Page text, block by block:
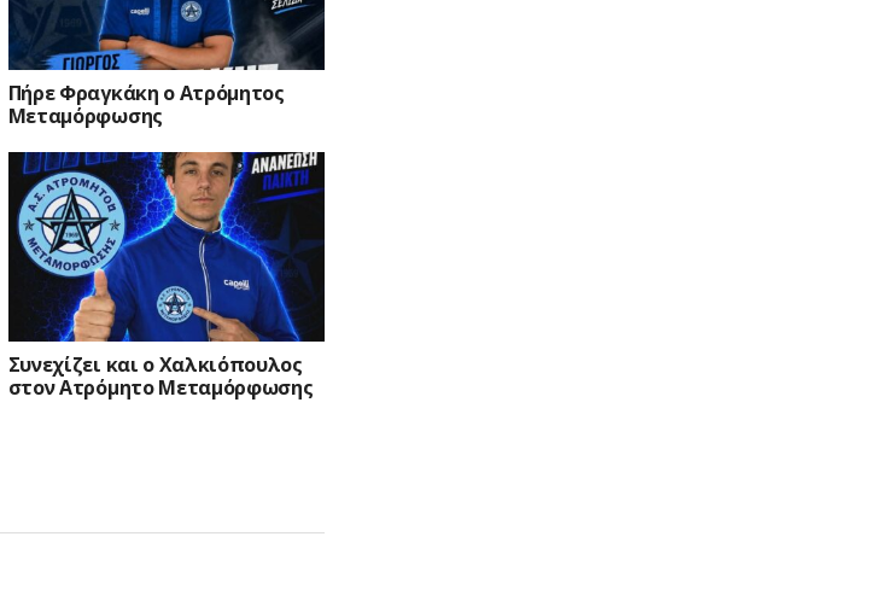
Πήρε Φραγκάκη ο Ατρόμητος
Μεταμόρφωσης
Συνεχίζει και ο Χαλκιόπουλος
στον Ατρόμητο Μεταμόρφωσης